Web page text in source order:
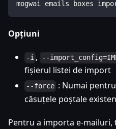
mogwai emails boxes
Opțiuni
-i , --
fișierul listei de import
--force : Numai
căsuțele poștale
Pentru a importa e-